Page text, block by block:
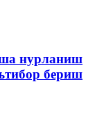
нурланиш
бериш